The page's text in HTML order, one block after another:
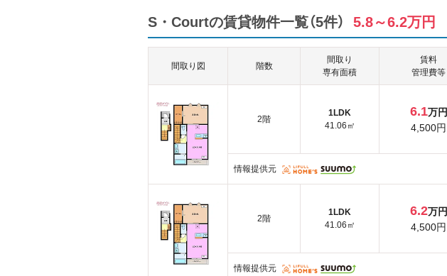
S・Courtの賃貸物件一覧（5件） 5.8～6.2万円
間取り図 階数
間取り
専有面積
賃料
管理費等
2階
1LDK
41.06㎡
6.1万円
4,500円
情報提供元
2階
1LDK
41.06㎡
6.2万円
4,500円
情報提供元